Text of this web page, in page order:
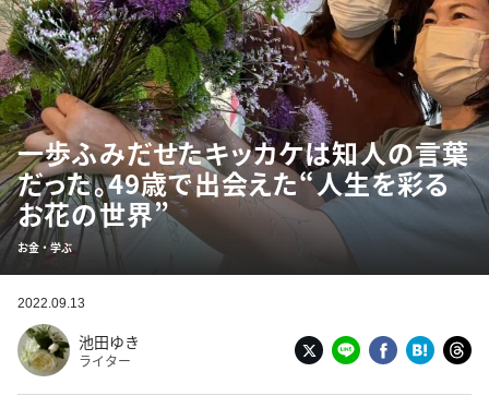
一歩ふみだせたキッカケは知人の言葉
だった。49歳で出会えた“人生を彩る
お花の世界”
お金・学ぶ
2022.09.13
池田ゆき
ライター